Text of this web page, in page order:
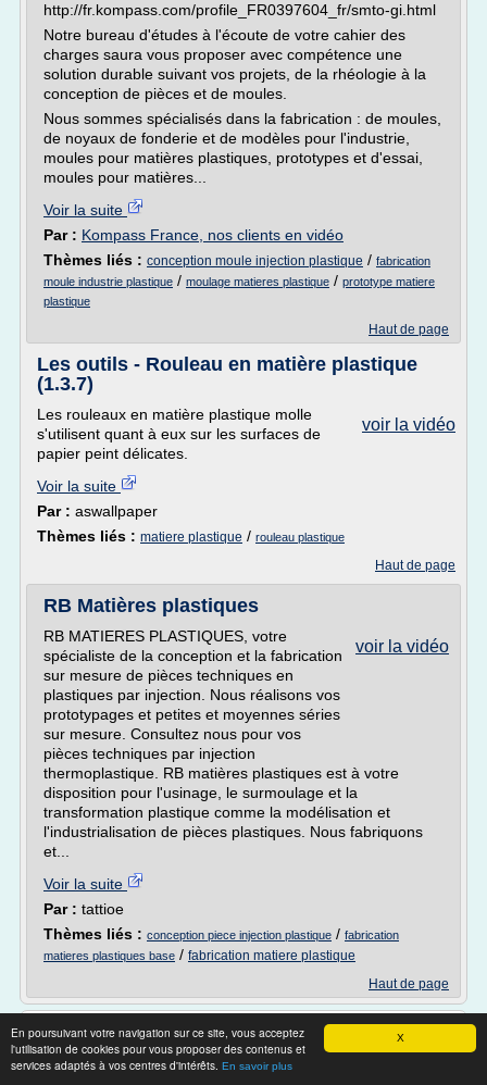
X
En poursuivant votre navigation sur ce site, vous acceptez
l'utilisation de cookies pour vous proposer des contenus et
services adaptés à vos centres d'intérêts. En savoir plus
http://fr.kompass.com/profile_FR0397604_fr/smto-gi.html
Notre bureau d'études à l'écoute de votre cahier des
charges saura vous proposer avec compétence une
solution durable suivant vos projets, de la rhéologie à la
conception de pièces et de moules.
Nous sommes spécialisés dans la fabrication : de moules,
de noyaux de fonderie et de modèles pour l'industrie,
moules pour matières plastiques, prototypes et d'essai,
moules pour matières...
Voir la suite
Par : Kompass France, nos clients en vidéo
Thèmes liés : conception moule injection plastique / fabrication
moule industrie plastique / moulage matieres plastique / prototype matiere
plastique
Haut de page
Les outils - Rouleau en matière plastique
(1.3.7)
voir la vidéo
Les rouleaux en matière plastique molle
s'utilisent quant à eux sur les surfaces de
papier peint délicates.
Voir la suite
Par : aswallpaper
Thèmes liés : matiere plastique / rouleau plastique
Haut de page
RB Matières plastiques
voir la vidéo
RB MATIERES PLASTIQUES, votre
spécialiste de la conception et la fabrication
sur mesure de pièces techniques en
plastiques par injection. Nous réalisons vos
prototypages et petites et moyennes séries
sur mesure. Consultez nous pour vos
pièces techniques par injection
thermoplastique. RB matières plastiques est à votre
disposition pour l'usinage, le surmoulage et la
transformation plastique comme la modélisation et
l'industrialisation de pièces plastiques. Nous fabriquons
et...
Voir la suite
Par : tattioe
Thèmes liés : conception piece injection plastique / fabrication
matieres plastiques base / fabrication matiere plastique
Haut de page
1 - 10 de 15 Vidéos
Page : Première | < Précédente |Suivante > |
Dernière